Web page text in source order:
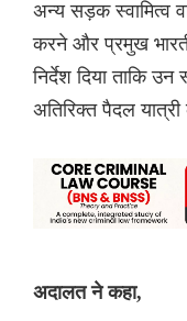
अन्य सड़क स्वामित्व
करने और प्रमुख
निर्देश दिया ताकि
अतिरिक्त पैदल
अदालत ने कहा,